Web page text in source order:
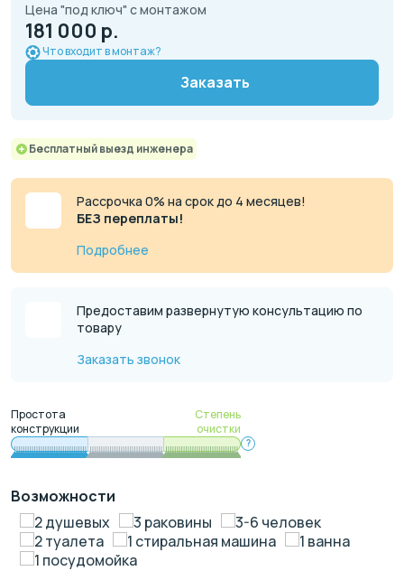
Цена "под ключ" с монтажом
181 000 р.
Что входит в монтаж?
Заказать
Бесплатный выезд инженера
Рассрочка 0% на срок до 4 месяцев!
БЕЗ переплаты!
Подробнее
Предоставим развернутую консультацию по
товару
Заказать звонок
Простота
конструкции
Степень
очистки
?
Возможности
2 душевых
3 раковины
3-6 человек
2 туалета
1 стиральная машина
1 ванна
1 посудомойка